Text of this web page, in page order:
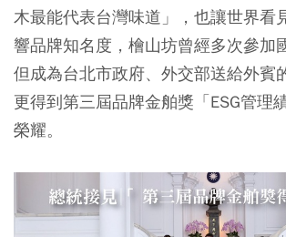
木最能代表台灣味道」，也讓世界看
響品牌知名度，檜山坊曾經多次參加
但成為台北市政府、外交部送給外賓
更得到第三屆品牌金舶獎「ESG管理
榮耀。